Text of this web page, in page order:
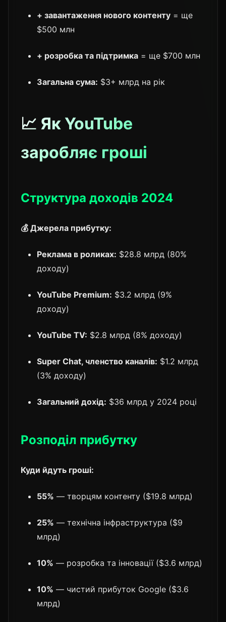
+ завантаження нового контенту = ще
$500 млн
+ розробка та підтримка = ще $700 млн
Загальна сума: $3+ млрд на рік
📈 Як YouTube
заробляє гроші
Структура доходів 2024
💰 Джерела прибутку:
Реклама в роликах: $28.8 млрд (80%
доходу)
YouTube Premium: $3.2 млрд (9%
доходу)
YouTube TV: $2.8 млрд (8% доходу)
Super Chat, членство каналів: $1.2 млрд
(3% доходу)
Загальний дохід: $36 млрд у 2024 році
Розподіл прибутку
Куди йдуть гроші:
55% — творцям контенту ($19.8 млрд)
25% — технічна інфраструктура ($9
млрд)
10% — розробка та інновації ($3.6 млрд)
10% — чистий прибуток Google ($3.6
млрд)